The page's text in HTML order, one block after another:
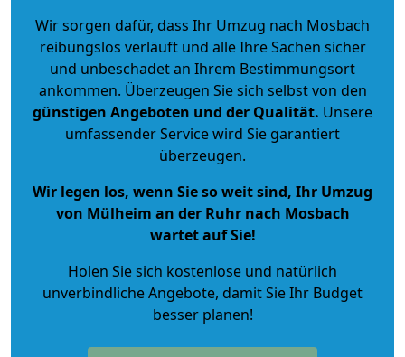
Wir sorgen dafür, dass Ihr Umzug nach Mosbach
reibungslos verläuft und alle Ihre Sachen sicher
und unbeschadet an Ihrem Bestimmungsort
ankommen. Überzeugen Sie sich selbst von den
günstigen Angeboten und der Qualität. Unsere
umfassender Service wird Sie garantiert
überzeugen.
Wir legen los, wenn Sie so weit sind, Ihr Umzug
von Mülheim an der Ruhr nach Mosbach
wartet auf Sie!
Holen Sie sich kostenlose und natürlich
unverbindliche Angebote, damit Sie Ihr Budget
besser planen!